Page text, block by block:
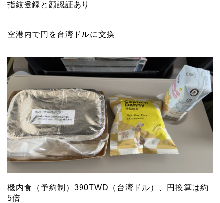
指紋登録と顔認証あり
空港内で円を台湾ドルに交換
機内食（予約制）390TWD（台湾ドル）、円換算は約
5倍